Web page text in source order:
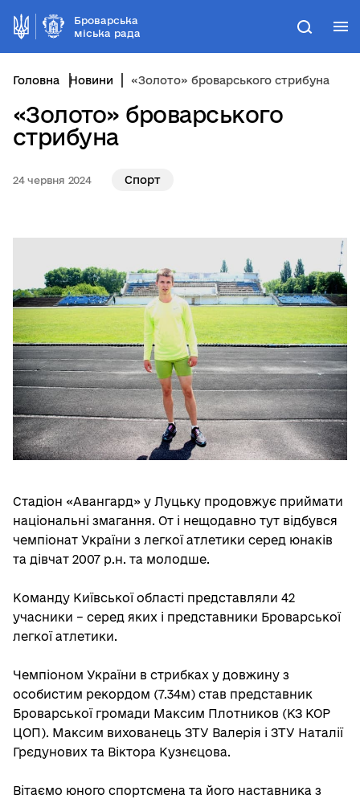
Броварська
міська рада
Пошук
Головна Новини «Золото» броварського стрибуна
«Золото» броварського
стрибуна
24 червня 2024 Спорт
Стадіон «Авангард» у Луцьку продовжує приймати
національні змагання. От і нещодавно тут відбувся
чемпіонат України з легкої атлетики серед юнаків
та дівчат 2007 р.н. та молодше.
Команду Київської області представляли 42
учасники – серед яких і представники Броварської
легкої атлетики.
Чемпіоном України в стрибках у довжину з
особистим рекордом (7.34м) став представник
Броварської громади Максим Плотников (КЗ КОР
ЦОП). Максим вихованець ЗТУ Валерія і ЗТУ Наталії
Грєдунових та Віктора Кузнєцова.
Вітаємо юного спортсмена та його наставника з